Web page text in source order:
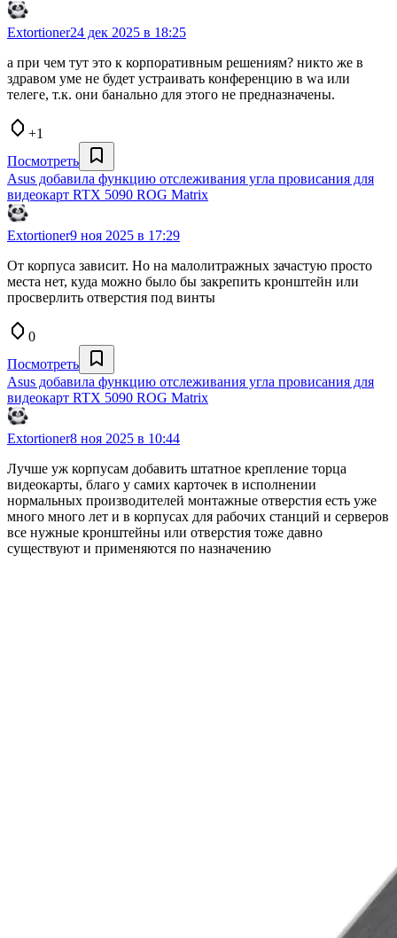
Extortioner24 дек 2025 в 18:25
а при чем тут это к корпоративным решениям? никто же в
здравом уме не будет устраивать конференцию в wa или
телеге, т.к. они банально для этого не предназначены.
+1
Посмотреть
Asus добавила функцию отслеживания угла провисания для
видеокарт RTX 5090 ROG Matrix
Extortioner9 ноя 2025 в 17:29
От корпуса зависит. Но на малолитражных зачастую просто
места нет, куда можно было бы закрепить кронштейн или
просверлить отверстия под винты
0
Посмотреть
Asus добавила функцию отслеживания угла провисания для
видеокарт RTX 5090 ROG Matrix
Extortioner8 ноя 2025 в 10:44
Лучше уж корпусам добавить штатное крепление торца
видеокарты, благо у самих карточек в исполнении
нормальных производителей монтажные отверстия есть уже
много много лет и в корпусах для рабочих станций и серверов
все нужные кронштейны или отверстия тоже давно
существуют и применяются по назначению